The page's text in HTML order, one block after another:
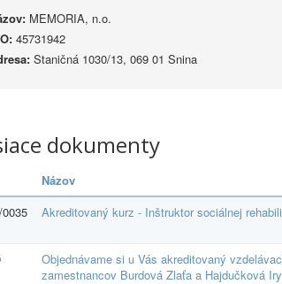
MEMORIA, n.o.
45731942
Staničná 1030/13, 069 01 Snina
dokumenty
Názov
Akreditovaný kurz - Inštruktor sociálnej
Objednávame si u Vás akreditovaný
zamestnancov Burdová Zlaťa a Hajdučková